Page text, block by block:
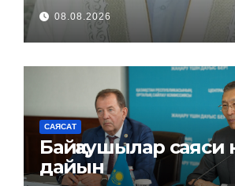
08.08.2026
САЯСАТ
Байқаушылар саяси
дайын